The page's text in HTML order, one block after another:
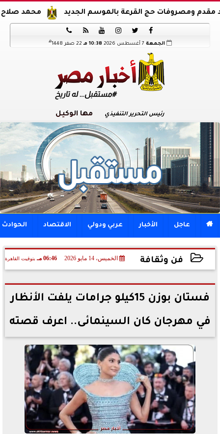
محمد صلاح يوقع عقود حج القرعة بالموسم الجديد






الجمعة 10:38 مـ 22 صفر 1448 هـ
رئيس التحرير التنفيذي مها الوكيل
 عاجل الأخبار عربي ودولي الاقتصاد الحوادث
فن وثقافة الخميس، 14 مايو 2026 06:46 مـ بتوقيت القاهرة
2026-05-14 18:46:37
فستان بوزن 15كيلو جرامات يلفت الأنظار
في مهرجان كان السينمائى.. اعرف قصته